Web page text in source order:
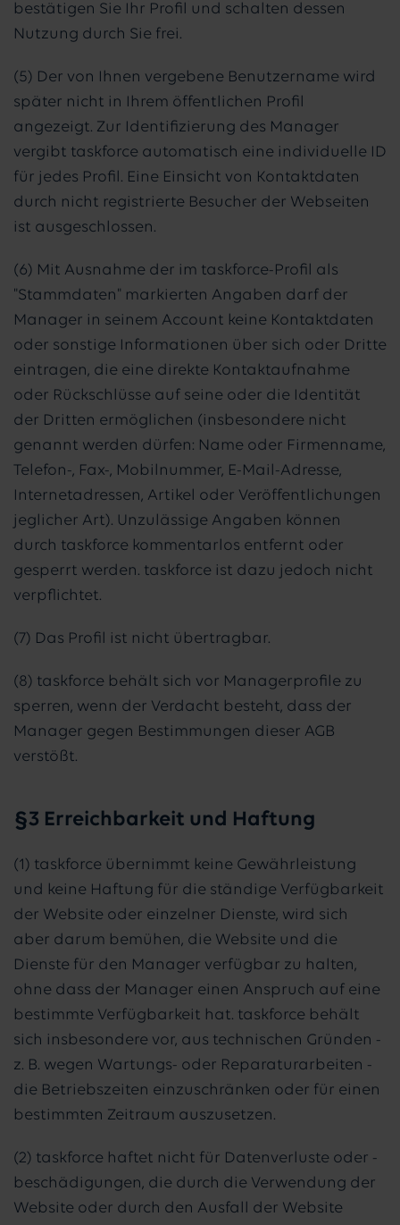
bestätigen Sie Ihr Profil und schalten dessen
Nutzung durch Sie frei.
(5) Der von Ihnen vergebene Benutzername wird
später nicht in Ihrem öffentlichen Profil
angezeigt. Zur Identifizierung des Manager
vergibt taskforce automatisch eine individuelle ID
für jedes Profil. Eine Einsicht von Kontaktdaten
durch nicht registrierte Besucher der Webseiten
ist ausgeschlossen.
(6) Mit Ausnahme der im taskforce-Profil als
"Stammdaten" markierten Angaben darf der
Manager in seinem Account keine Kontaktdaten
oder sonstige Informationen über sich oder Dritte
eintragen, die eine direkte Kontaktaufnahme
oder Rückschlüsse auf seine oder die Identität
der Dritten ermöglichen (insbesondere nicht
genannt werden dürfen: Name oder Firmenname,
Telefon-, Fax-, Mobilnummer, E-Mail-Adresse,
Internetadressen, Artikel oder Veröffentlichungen
jeglicher Art). Unzulässige Angaben können
durch taskforce kommentarlos entfernt oder
gesperrt werden. taskforce ist dazu jedoch nicht
verpflichtet.
(7) Das Profil ist nicht übertragbar.
(8) taskforce behält sich vor Managerprofile zu
sperren, wenn der Verdacht besteht, dass der
Manager gegen Bestimmungen dieser AGB
verstößt.
§3 Erreichbarkeit und Haftung
(1) taskforce übernimmt keine Gewährleistung
und keine Haftung für die ständige Verfügbarkeit
der Website oder einzelner Dienste, wird sich
aber darum bemühen, die Website und die
Dienste für den Manager verfügbar zu halten,
ohne dass der Manager einen Anspruch auf eine
bestimmte Verfügbarkeit hat. taskforce behält
sich insbesondere vor, aus technischen Gründen -
z. B. wegen Wartungs- oder Reparaturarbeiten -
die Betriebszeiten einzuschränken oder für einen
bestimmten Zeitraum auszusetzen.
(2) taskforce haftet nicht für Datenverluste oder -
beschädigungen, die durch die Verwendung der
Website oder durch den Ausfall der Website